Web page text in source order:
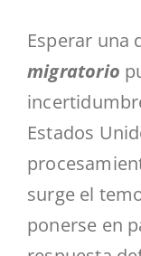
Esperar una
migratorio
Estados
surge el
ponerse en